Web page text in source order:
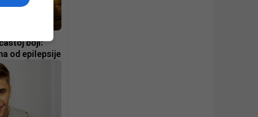
boji:
od epilepsije